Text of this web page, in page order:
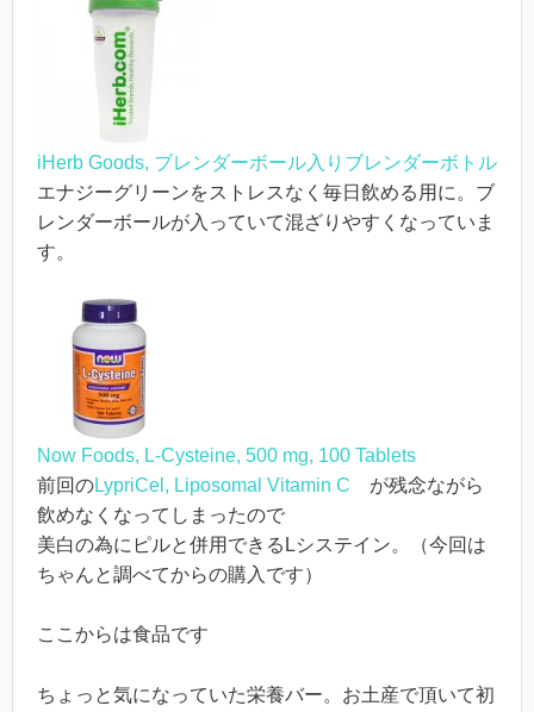
iHerb Goods, ブレンダーボール入りブレンダーボトル
エナジーグリーンをストレスなく毎日飲める用に。ブ
レンダーボールが入っていて混ざりやすくなっていま
す。
Now Foods, L-Cysteine, 500 mg, 100 Tablets
前回のLypriCel, Liposomal Vitamin C が残念ながら
飲めなくなってしまったので
美白の為にピルと併用できるLシステイン。（今回は
ちゃんと調べてからの購入です）
ここからは食品です
ちょっと気になっていた栄養バー。お土産で頂いて初